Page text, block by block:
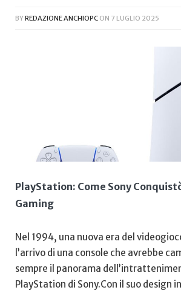
BYREDAZIONE ANCHIOPC ON 7 LUGLIO 2025
PlayStation: Come⁣ Sony
Gaming
Nel 1994, una ‍nuova era⁣ del
l’arrivo di una console che⁤ avrebbe​
sempre il panorama
PlayStation⁣ di‌ Sony.Con ‍il ​suo design